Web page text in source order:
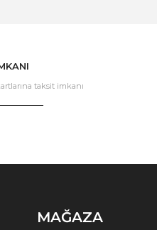
taksit imkanı
MAĞAZA